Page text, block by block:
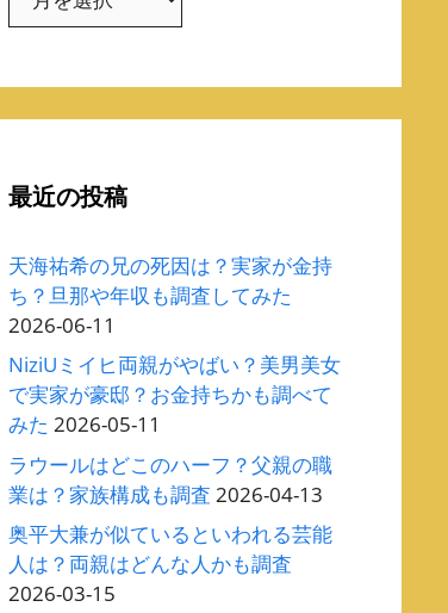
最近の投稿
天海祐希の兄の死因は？実家が金持
ち？旦那や年収も調査してみた
2026-06-11
NiziUミイヒ両親がやばい？美男美女
で実家が豪邸？お金持ちかも調べて
みた 2026-05-11
ラウールはどこのハーフ？父親の職
業は？家族構成も調査 2026-04-13
奥平大兼が似ているといわれる芸能
人は？両親はどんな人かも調査
2026-03-15